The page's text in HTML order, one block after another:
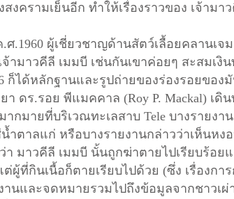
งครามเย็นอีก ทำให้เรื่องราวของ เจ้ามา
ศ.1960 ผู้เชี่ยวชาญด้านสัตว์เลื้อยคลานเจม
จ้ามาวคีลี เมมบี เช่นกันเขาค่อยๆ สะสมเ
ก็ได้หลักฐานและรูปถ่ายของร่องรอยขอ
า ดร.รอย พีแมคคาล (Roy P. Mackal) เ
ากมายที่บริเวณทะเลสาบ Tele บางราย
ำตาลแก่ หรือบางรายงานกล่าวว่าเห็นห
า มาวคีลี เมมบี นั้นถูกฆ่าตายไปเรียบร้อ
ผู้ที่กินเนื้อก็ตายเรียบไปด้วย (ซึ่ง เรื่องก
านและจดหมายรวมไปถึงข้อมูลจากชาวเผ่